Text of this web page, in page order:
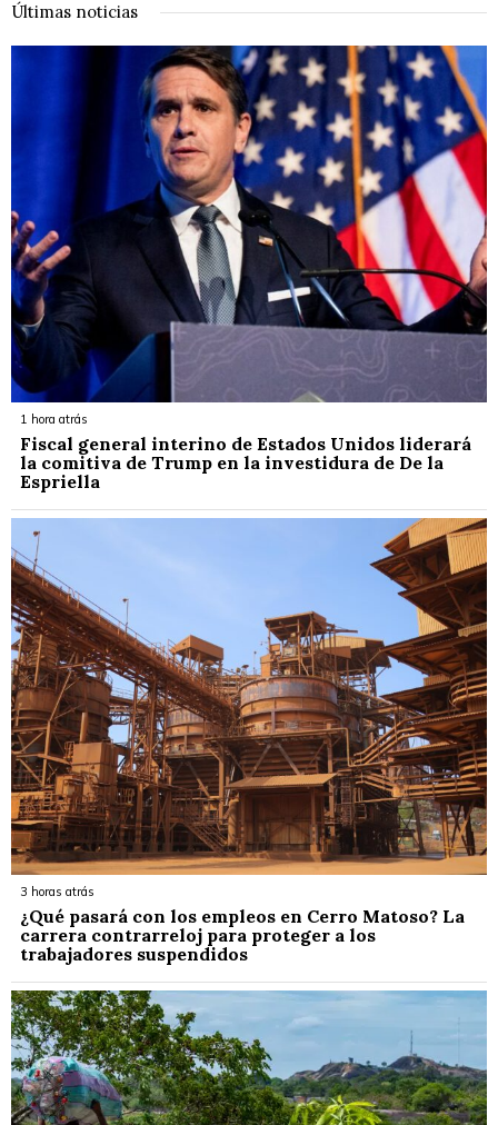
Últimas noticias
1 hora atrás
Fiscal general interino de Estados Unidos liderará
la comitiva de Trump en la investidura de De la
Espriella
3 horas atrás
¿Qué pasará con los empleos en Cerro Matoso? La
carrera contrarreloj para proteger a los
trabajadores suspendidos